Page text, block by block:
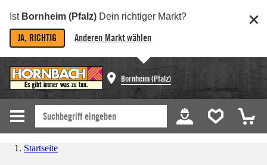
Ist Bornheim (Pfalz) Dein richtiger Markt?
JA, RICHTIG Anderen Markt wählen
Bornheim (Pfalz)
Startseite